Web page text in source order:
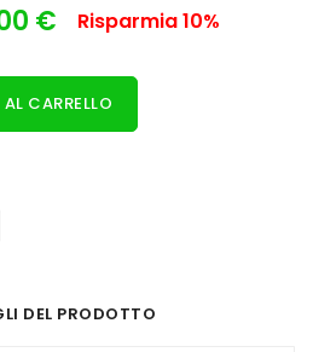
€ Risparmia 10%
CARRELLO
DEL PRODOTTO